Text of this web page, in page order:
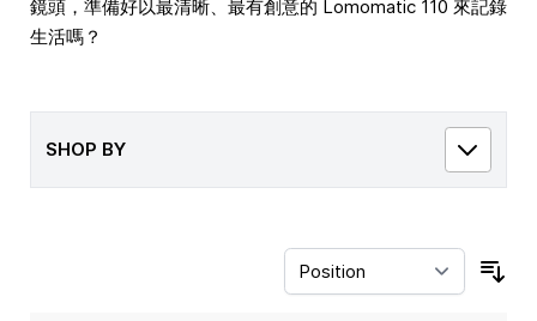
鏡頭，準備好以最清晰、最有創意的 Lomomatic 110 來記錄
生活嗎？
SHOP BY